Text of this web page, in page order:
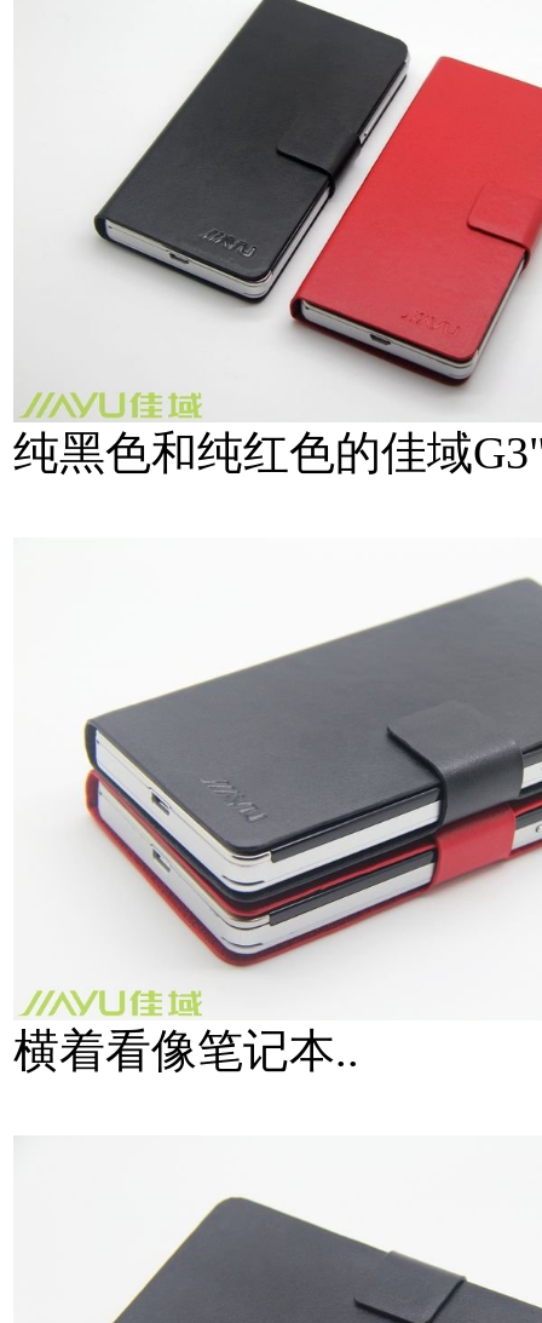
纯黑色和纯红色的佳域
横着看像笔记本..